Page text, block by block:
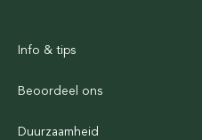
Info & tips
Beoordeel ons
Duurzaamheid